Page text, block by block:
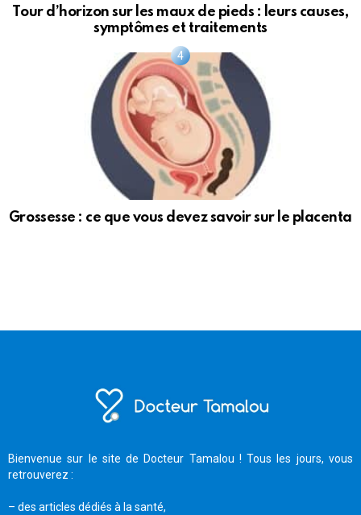
Tour d’horizon sur les maux de pieds : leurs causes,
symptômes et traitements
Grossesse : ce que vous devez savoir sur le placenta
Bienvenue sur le site de Docteur Tamalou ! Tous les jours, vous
retrouverez :
– des articles dédiés à la santé,